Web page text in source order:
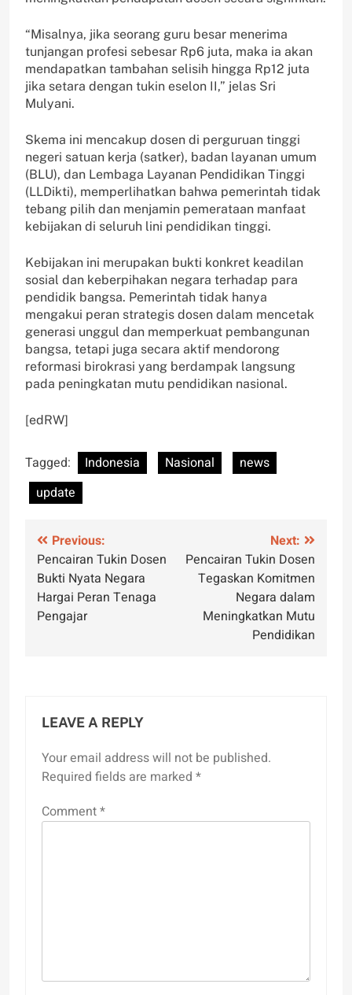
“Misalnya, jika seorang guru besar menerima
tunjangan profesi sebesar Rp6 juta, maka ia akan
mendapatkan tambahan selisih hingga Rp12 juta
jika setara dengan tukin eselon II,” jelas Sri
Mulyani.
Skema ini mencakup dosen di perguruan tinggi
negeri satuan kerja (satker), badan layanan umum
(BLU), dan Lembaga Layanan Pendidikan Tinggi
(LLDikti), memperlihatkan bahwa pemerintah tidak
tebang pilih dan menjamin pemerataan manfaat
kebijakan di seluruh lini pendidikan tinggi.
Kebijakan ini merupakan bukti konkret keadilan
sosial dan keberpihakan negara terhadap para
pendidik bangsa. Pemerintah tidak hanya
mengakui peran strategis dosen dalam mencetak
generasi unggul dan memperkuat pembangunan
bangsa, tetapi juga secara aktif mendorong
reformasi birokrasi yang berdampak langsung
pada peningkatan mutu pendidikan nasional.
[edRW]
Tagged: Indonesia Nasional
news
update
Post
navigation
Previous:
Pencairan Tukin Dosen
Bukti Nyata Negara
Hargai Peran Tenaga
Pengajar
Next:
Pencairan Tukin Dosen
Tegaskan Komitmen
Negara dalam
Meningkatkan Mutu
Pendidikan
LEAVE A REPLY
Your email address will not be published.
Required fields are marked *
Comment*